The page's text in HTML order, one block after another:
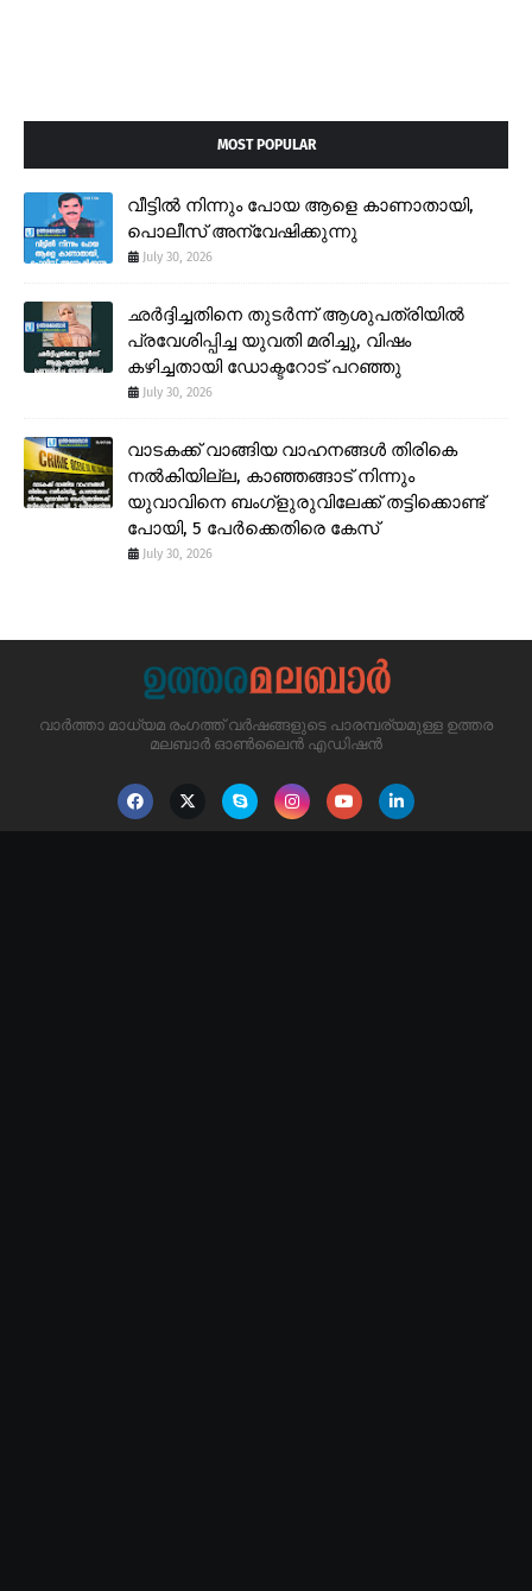
MOST POPULAR
വീട്ടിൽ നിന്നും പോയ ആളെ കാണാതായി,
പൊലീസ് അന്വേഷിക്കുന്നു
July 30, 2026
ഛർദ്ദിച്ചതിനെ തുടർന്ന് ആശുപത്രിയിൽ
പ്രവേശിപ്പിച്ച യുവതി മരിച്ചു, വിഷം
കഴിച്ചതായി ഡോക്ടറോട് പറഞ്ഞു
July 30, 2026
വാടകക്ക് വാങ്ങിയ വാഹനങ്ങൾ തിരികെ
നൽകിയില്ല, കാഞ്ഞങ്ങാട് നിന്നും
യുവാവിനെ ബംഗ്ളുരുവിലേക്ക് തട്ടിക്കൊണ്ട്
പോയി, 5 പേർക്കെതിരെ കേസ്
July 30, 2026
വാർത്താ മാധ്യമ രംഗത്ത് വർഷങ്ങളുടെ പാരമ്പര്യമുള്ള ഉത്തര
മലബാർ ഓൺലൈൻ എഡിഷൻ